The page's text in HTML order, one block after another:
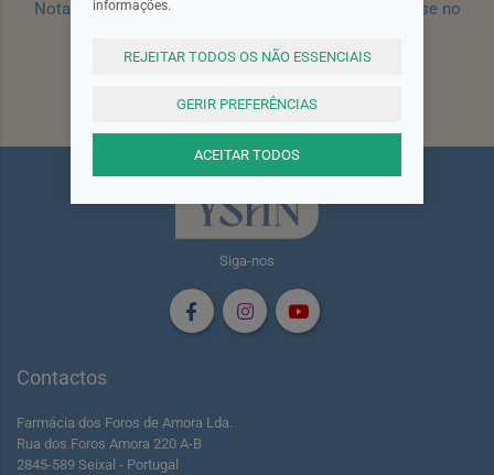
Nota: Para receber o cupão deverá primeiro registar-se no
Siga-nos
Contactos
Farmácia dos Foros de Amora Lda.
Rua dos Foros Amora 220 A-B
2845-589 Seixal - Portugal
informações.
REJEITAR TODOS OS NÃO ESSENCIAIS
GERIR PREFERÊNCIAS
ACEITAR TODOS